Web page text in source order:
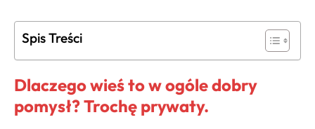
Spis Treści
Dlaczego wieś to w ogóle dobry
pomysł? Trochę prywaty.